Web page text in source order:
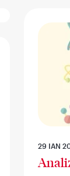
29 IAN